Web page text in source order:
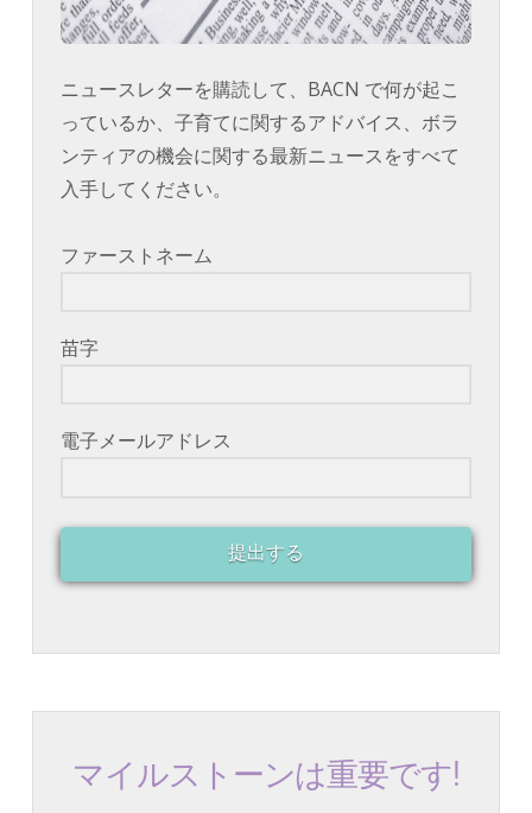
ニュースレターを購読して、BACN で何が起こ
っているか、子育てに関するアドバイス、ボラ
ンティアの機会に関する最新ニュースをすべて
入手してください。
ファーストネーム
苗字
電子メールアドレス
提出する
マイルストーンは重要です!